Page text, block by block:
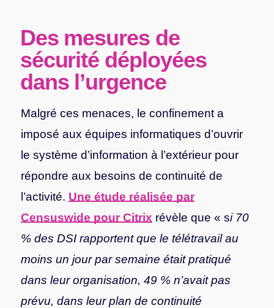
Des mesures de
sécurité déployées
dans l’urgence
Malgré ces menaces, le confinement a
imposé aux équipes informatiques d’ouvrir
le système d’information à l’extérieur pour
répondre aux besoins de continuité de
l’activité. Une étude réalisée par
Censuswide pour Citrix révèle que « si 70
% des DSI rapportent que le télétravail au
moins un jour par semaine était pratiqué
dans leur organisation, 49 % n’avait pas
prévu, dans leur plan de continuité